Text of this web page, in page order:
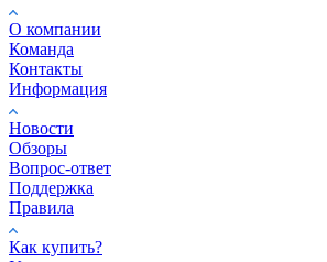
О компании
Команда
Контакты
Информация
Новости
Обзоры
Вопрос-ответ
Поддержка
Правила
Как купить?